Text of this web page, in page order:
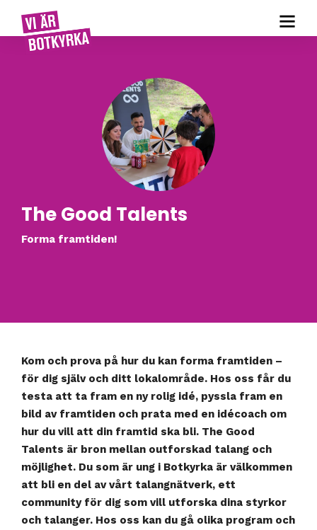
The Good Talents
Forma framtiden!
Kom och prova på hur du kan forma framtiden –
för dig själv och ditt lokalområde. Hos oss får du
testa att ta fram en ny rolig idé, pyssla fram en
bild av framtiden och prata med en idécoach om
hur du vill att din framtid ska bli. The Good
Talents är bron mellan outforskad talang och
möjlighet. Du som är ung i Botkyrka är välkommen
att bli en del av vårt talangnätverk, ett
community för dig som vill utforska dina styrkor
och talanger. Hos oss kan du gå olika program och